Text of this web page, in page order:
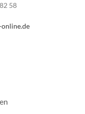
58